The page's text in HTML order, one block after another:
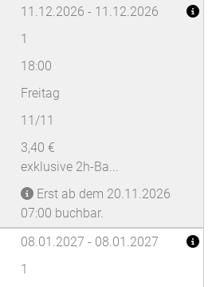
11.12.2026 - 11.12.2026
1
18:00
Freitag
11/11
3,40 €
exklusive 2h-Ba...
Erst ab dem 20.11.2026
07:00 buchbar.
08.01.2027 - 08.01.2027
1